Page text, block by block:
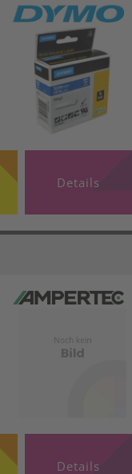
Details
Details